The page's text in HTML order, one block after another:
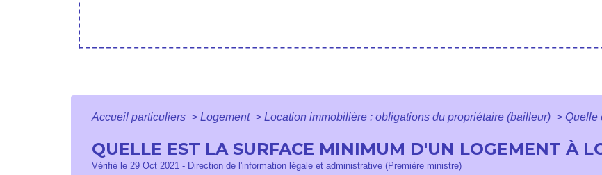
Accueil particuliers > Logement > Location immobilière : obligations du propriétaire (bailleur) > Quelle
QUELLE EST LA SURFACE MINIMUM D'UN LOGEMENT À
Vérifié le 29 Oct 2021 - Direction de l'information légale et administrative (Première ministre)